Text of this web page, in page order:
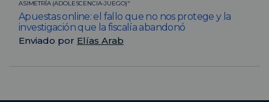
ASIMETRÍA (ADOLESCENCIA-JUEGO)"
Apuestas online: el fallo que no nos protege y la
investigación que la fiscalía abandonó
Enviado por Elías Arab